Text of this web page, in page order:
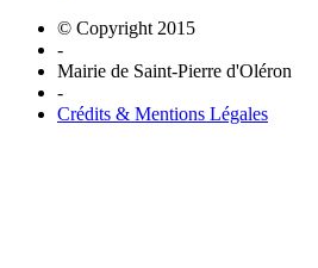
© Copyright 2015
-
Mairie de Saint-Pierre d'Oléron
-
Crédits & Mentions Légales